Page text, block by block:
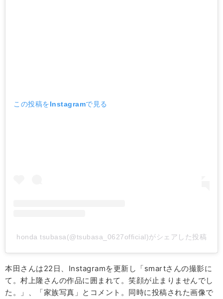
この投稿をInstagramで見る
honda tsubasa(@tsubasa_0627official)がシェアした投稿
本田さんは22日、Instagramを更新し「smartさんの撮影に
て。村上隆さんの作品に囲まれて。笑顔が止まりませんでし
た。」、「家族写真」とコメント。同時に投稿された画像で